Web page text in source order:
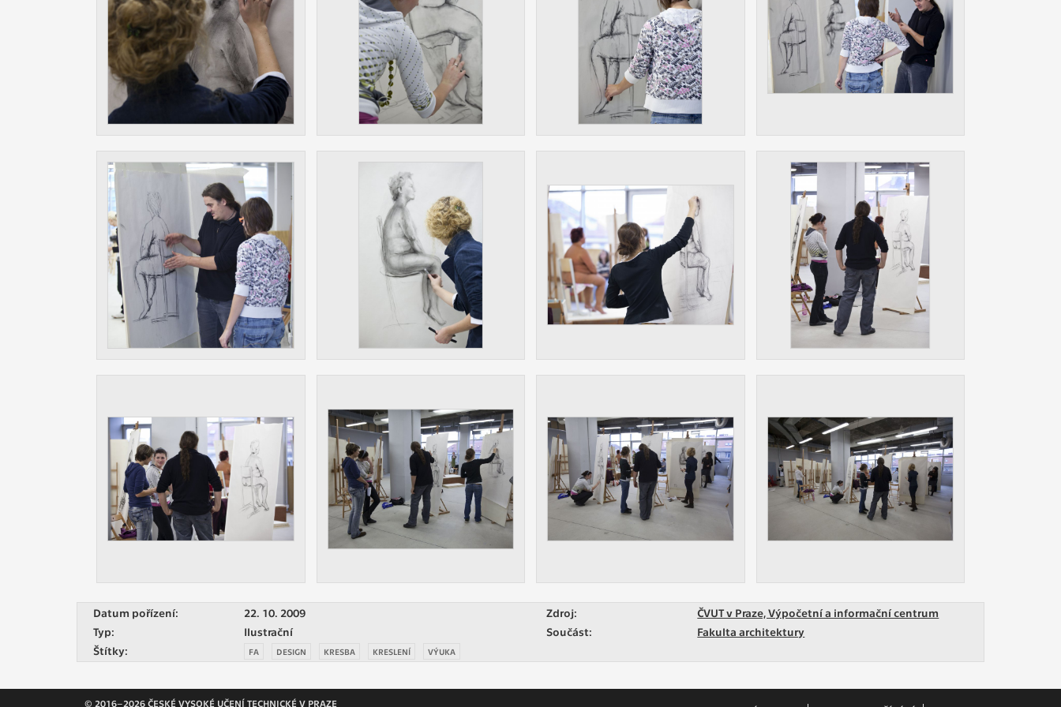
Slouží pro získávání anonymizovaných statistických údajů, které nám
pomáhají vylepšovat naše aplikace. Zpravidla jde o cookies systémů třetích
stran, které k těmto účelům využíváme.
MARKETINGOVÉ
Využívané za účelem zobrazení správných nabídek a cílení obsahu podle
Vašich preferencí. Zpravidla jde o cookies systémů třetích stran, které nám s
OSTATNÍ
Cookies, které aplikace nedokáže zařadit. Naším cílem je, aby tato kategorie
zůstala prázdná a všechny cookies byly přiřazeny do některé z kategorií
uvedených výše.
Datum pořízení: 22. 10. 2009 Zdroj:
ČVUT v Praze, Výpočetní a informační centrum
Typ:
Ilustrační Součást:
Fakulta architektury
Štítky:
FA DESIGN KRESBA KRESLENÍ VÝUKA
© 2016–2026 ČESKÉ VYSOKÉ UČENÍ TECHNICKÉ V PRAZE